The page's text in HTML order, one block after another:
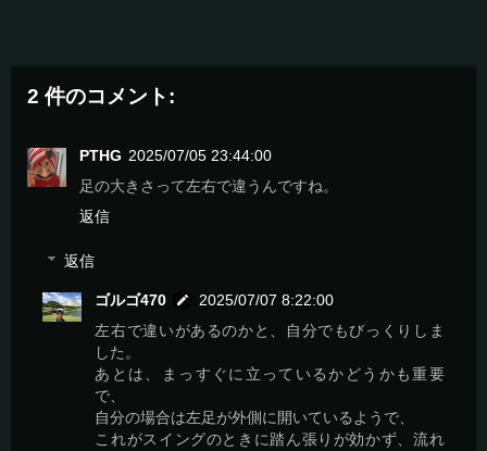
2 件のコメント:
PTHG 2025/07/05 23:44:00
足の大きさって左右で違うんですね。
返信
返信
ゴルゴ470
2025/07/07 8:22:00
左右で違いがあるのかと、自分でもびっくりしま
した。
あとは、まっすぐに立っているかどうかも重要
で、
自分の場合は左足が外側に開いているようで、
これがスイングのときに踏ん張りが効かず、流れ